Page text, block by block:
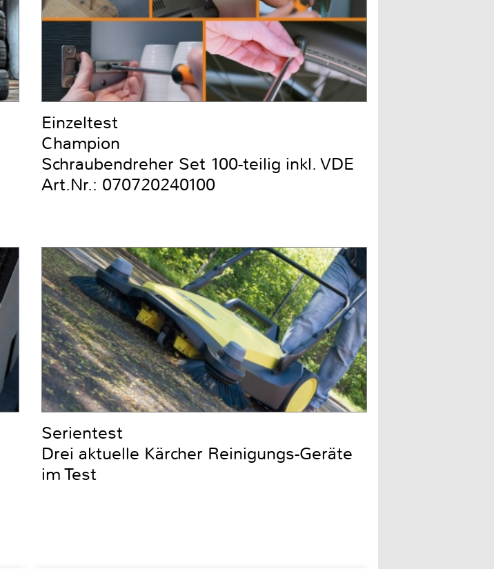
Einzeltest
Champion
Schraubendreher Set 100-teilig inkl. VDE
Art.Nr.: 070720240100
Serientest
Drei aktuelle Kärcher Reinigungs-Geräte
im Test